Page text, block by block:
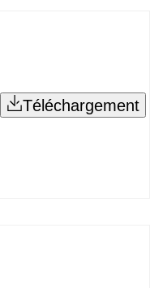
Téléchargement